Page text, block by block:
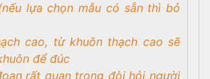
lựa chọn mẫu có sẵn thì bỏ
cao, từ khuôn thạch cao sẽ
để đúc
rất quan trọng đòi hỏi người